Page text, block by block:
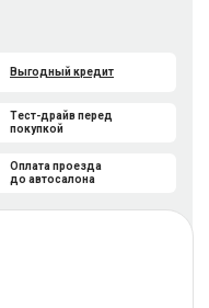
Выгодный кредит
Тест-драйв перед
покупкой
Оплата проезда
до автосалона